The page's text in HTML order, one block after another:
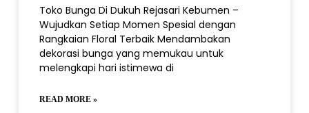
Toko Bunga Di Dukuh Rejasari Kebumen –
Wujudkan Setiap Momen Spesial dengan
Rangkaian Floral Terbaik Mendambakan
dekorasi bunga yang memukau untuk
melengkapi hari istimewa di
READ MORE »